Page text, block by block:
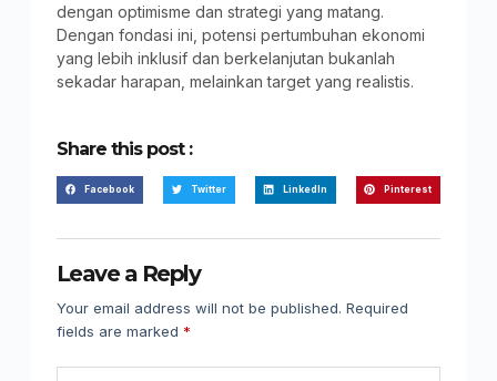
dengan optimisme dan strategi yang matang.
Dengan fondasi ini, potensi pertumbuhan ekonomi
yang lebih inklusif dan berkelanjutan bukanlah
sekadar harapan, melainkan target yang realistis.
Share this post :
Facebook Twitter LinkedIn Pinterest
Leave a Reply
Your email address will not be published. Required
fields are marked *